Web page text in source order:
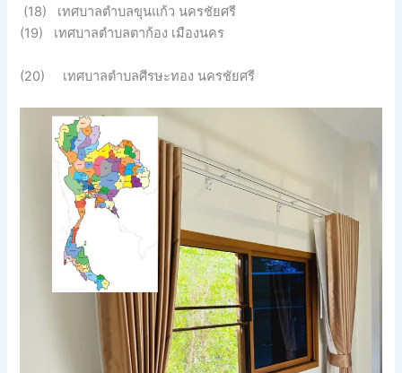
(18) เทศบาลตำบลขุนแก้ว นครชัยศรี
(19) เทศบาลตำบลตาก้อง เมืองนคร
(20) เทศบาลตำบลศีรษะทอง นครชัยศรี